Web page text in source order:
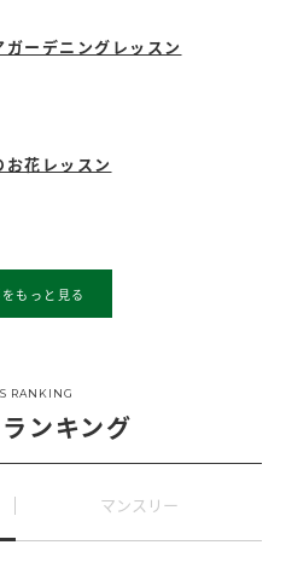
ーデニングレッスン
花レッスン
もっと見る
RANKING
ンキング
マンスリー